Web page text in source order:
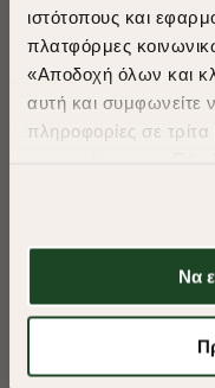
ιστότοπους και
πλατφόρμες
«Αποδοχή όλων και
αυτή και συμφωνείτε
πληροφορίες σε
απαιτούμενα
στα cookies και τις
απαραίτητα για την
λειτουργικότητα της
θα μπορούμε να
Να
ΠΟΥΚΑΜΙΣΟ FIL A FIL
​
A